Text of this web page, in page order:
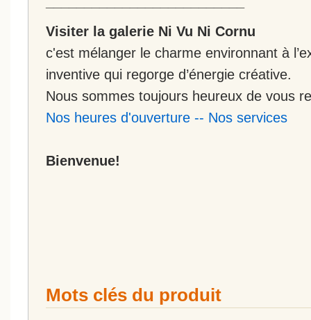
Visiter la galerie Ni Vu Ni Cornu
c'est mélanger le charme environnant à
inventive qui regorge d’énergie créative.
Nous sommes toujours heureux de vous
Nos heures d'ouverture -- Nos services
Bienvenue!
Mots clés du produit